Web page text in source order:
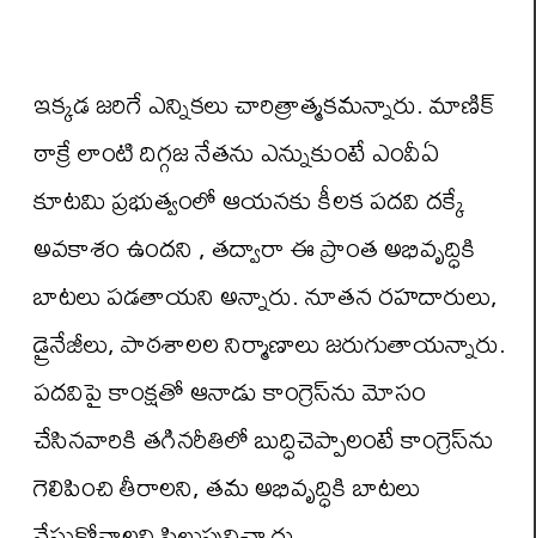
ఇక్కడ జ‌రిగే ఎన్నిక‌లు చారిత్రాత్మక‌మ‌న్నారు. మాణిక్
ఠాక్రే లాంటి దిగ్గజ నేత‌ను ఎన్నుకుంటే ఎంవీఏ
కూట‌మి ప్రభుత్వంలో ఆయ‌న‌కు కీల‌క ప‌ద‌వి ద‌క్కే
అవకాశం ఉంద‌ని , త‌ద్వారా ఈ ప్రాంత అభివృద్ధికి
బాట‌లు ప‌డ‌తాయ‌ని అన్నారు. నూత‌న ర‌హ‌దారులు,
డ్రైనేజీలు, పాఠ‌శాల‌ల నిర్మాణాలు జ‌రుగుతాయ‌న్నారు.
ప‌ద‌విపై కాంక్షతో ఆనాడు కాంగ్రెస్‌ను మోసం
చేసినవారికి త‌గినరీతిలో బుద్ధిచెప్పాలంటే కాంగ్రెస్‌ను
గెలిపించి తీరాల‌ని, త‌మ అభివృద్ధికి బాట‌లు